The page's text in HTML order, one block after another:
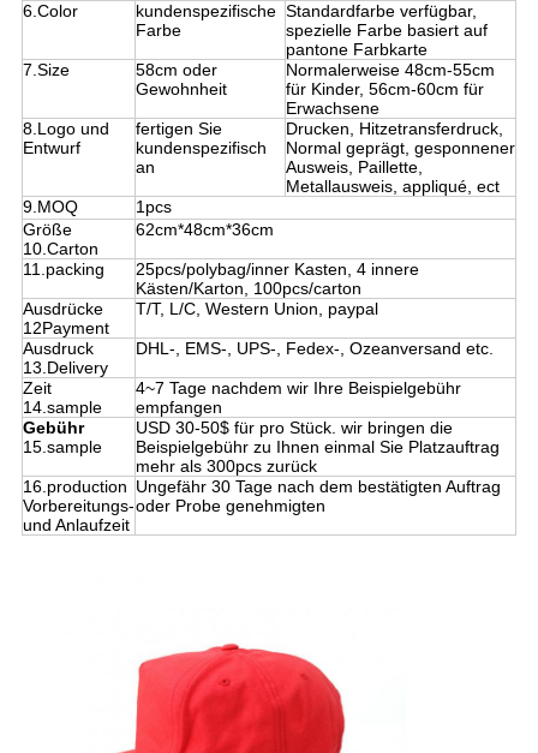
6.Color
kundenspezifische
Farbe
Standardfarbe verfügbar,
spezielle Farbe basiert auf
pantone Farbkarte
7.Size
58cm oder
Gewohnheit
Normalerweise 48cm-55cm
für Kinder, 56cm-60cm für
Erwachsene
8.Logo und
Entwurf
fertigen Sie
kundenspezifisch
an
Drucken, Hitzetransferdruck,
Normal geprägt, gesponnener
Ausweis, Paillette,
Metallausweis, appliqué, ect
9.MOQ
1pcs
Größe
10.Carton
62cm*48cm*36cm
11.packing
25pcs/polybag/inner Kasten, 4 innere
Kästen/Karton, 100pcs/carton
Ausdrücke
12Payment
T/T, L/C, Western Union, paypal
Ausdruck
13.Delivery
DHL-, EMS-, UPS-, Fedex-, Ozeanversand etc.
Zeit
14.sample
4~7 Tage nachdem wir Ihre Beispielgebühr
empfangen
Gebühr
15.sample
USD 30-50$ für pro Stück. wir bringen die
Beispielgebühr zu Ihnen einmal Sie Platzauftrag
mehr als 300pcs zurück
16.production
Vorbereitungs-
und Anlaufzeit
Ungefähr 30 Tage nach dem bestätigten Auftrag
oder Probe genehmigten